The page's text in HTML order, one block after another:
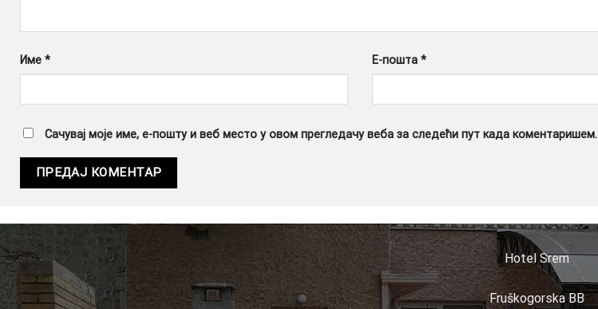
Име * Е-пошта*
Сачувај моје име, е-пошту и веб место у овом прегледачу веба за следећи пут када коментаришем.
Hotel Srem
Fruškogorska BB